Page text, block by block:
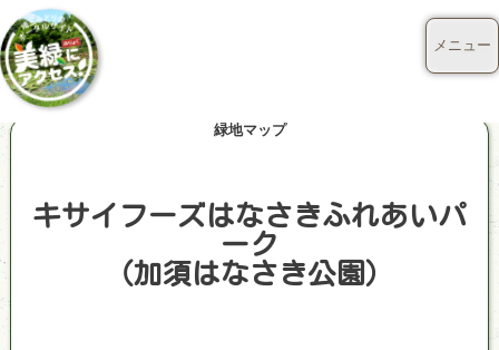
緑地マップ
キサイフーズはなさきふれあいパ
ーク
（加須はなさき公園）
メニュー